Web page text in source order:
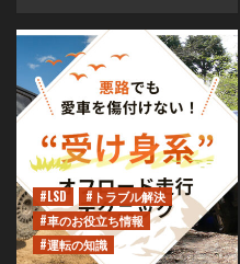
#LSD
#トラブル解決
#車のお役立ち情報
#運転の知識